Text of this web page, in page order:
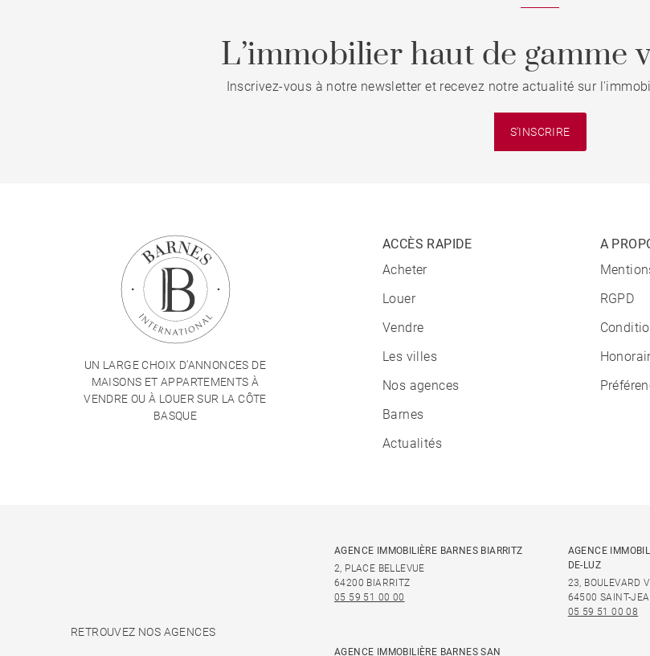
L’immobilier haut de gamme
Inscrivez-vous à notre newsletter et recevez notre actualité sur
S'INSCRIRE
UN LARGE CHOIX D'ANNONCES DE
MAISONS ET APPARTEMENTS À
VENDRE OU À LOUER SUR LA CÔTE
BASQUE
ACCÈS RAPIDE
Acheter
Louer
Vendre
Les villes
Nos agences
Barnes
Actualités
A
RGPD
RETROUVEZ NOS AGENCES
AGENCE IMMOBILIÈRE BARNES BIARRITZ
2, PLACE BELLEVUE
64200 BIARRITZ
05 59 51 00 00
AGENCE
DE-LUZ
23, BOULEVARD
64500 SAINT-
05 59 51 00 08
AGENCE IMMOBILIÈRE BARNES SAN